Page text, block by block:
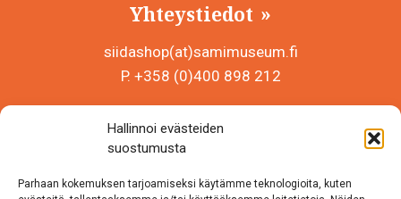
Hallinnoi evästeiden
suostumusta
Parhaan kokemuksen tarjoamiseksi käytämme teknologioita, kuten
Yhteystiedot
siidashop(at)samimuseum.fi
P. +358 (0)400 898 212
Y-tunnus 0625907-2